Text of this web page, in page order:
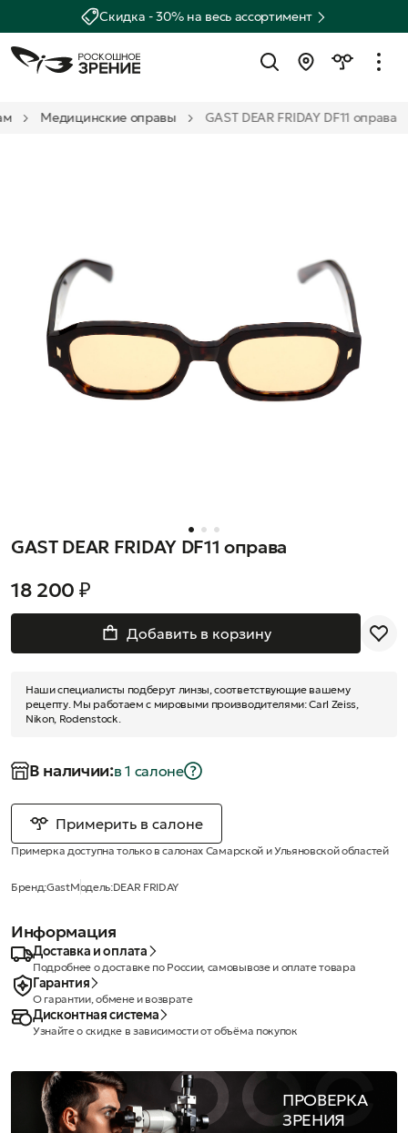
Скидка - 30% на весь ассортимент
Медицинские оправы GAST DEAR FRIDAY DF11 оправа
GAST DEAR FRIDAY DF11 оправа
18 200 ₽
Добавить в корзину
Наши специалисты подберут линзы, соответствующие вашему
рецепту. Мы работаем с мировыми производителями: Carl Zeiss,
Nikon, Rodenstock.
В наличии:в 1 салонe
Примерить в салоне
Примерка доступна только в салонах Самарской и Ульяновской областей
Бренд:GastМодель:DEAR FRIDAY
Информация
Доставка и оплата
Подробнее о доставке по России, самовывозе и оплате товара
Гарантия
О гарантии, обмене и возврате
Дисконтная система
Узнайте о скидке в зависимости от объёма покупок
ПРОВЕРКА
ЗРЕНИЯ